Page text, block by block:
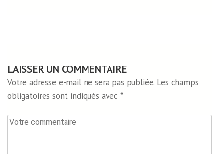
LAISSER UN COMMENTAIRE
Votre adresse e-mail ne sera pas publiée. Les champs
obligatoires sont indiqués avec *
Votre